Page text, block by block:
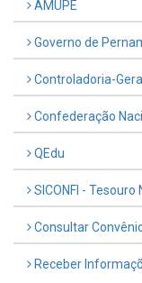
LINKS ÚTEIS